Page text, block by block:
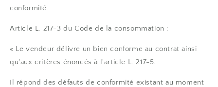
conformité.
Article L. 217-3 du Code de la consommation :
« Le vendeur délivre un bien conforme au contrat ainsi
qu'aux critères énoncés à l'article L. 217-5.
Il répond des défauts de conformité existant au moment